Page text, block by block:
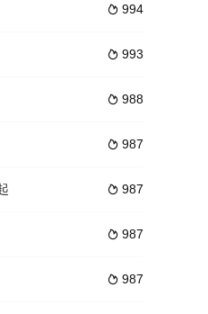
朱军、李咏、周涛主持，有歌曲、相
 994
 993
 988
 987
 987
 987
 987